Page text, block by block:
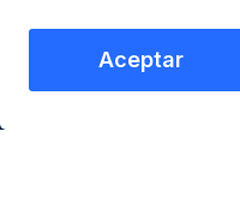
MaintainX® is a
Aceptar